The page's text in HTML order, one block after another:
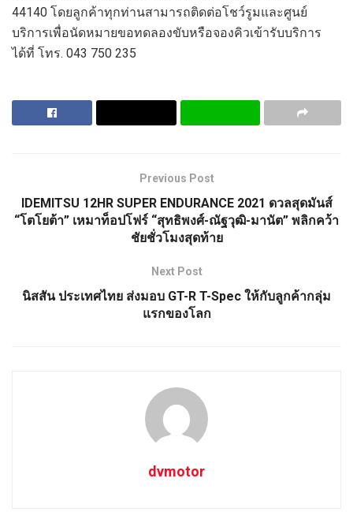
44140 โดยลูกค้าทุกท่านสามารถติดต่อโชว์รูมและศูนย์
บริการเพื่อนัดหมายขอทดลองขับหรือจองคิวเข้ารับบริการ
ได้ที่ โทร. 043 750 235
Previous Post
IDEMITSU 12HR SUPER ENDURANCE 2021 ดวลสุดมันส์
“โตโยต้า” เหมาท็อปโฟร์ “สุทธิพงศ์-ณัฐวุฒิ-มานัต” พลิกคว้า
ชัยชั่วโมงสุดท้าย
Next Post
นิสสัน ประเทศไทย ส่งมอบ GT-R T-Spec ให้กับลูกค้ากลุ่ม
แรกของโลก
dvmotor